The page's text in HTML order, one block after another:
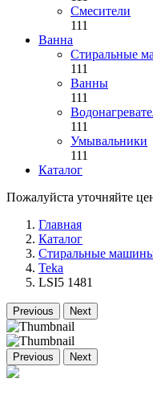
Смесители
111
Ванна
Стиральные
111
Ванны
111
111
Умывальники
111
Каталог
Пожалуйста уточняйте
Главная
Каталог
Стиральные
Teka
LSI5 1481
Previous Next
Previous Next